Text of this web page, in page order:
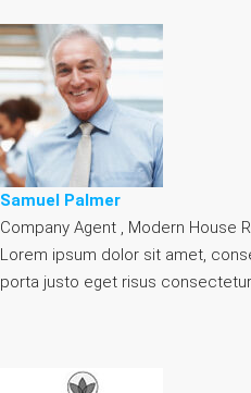
Samuel Palmer
Company Agent , Modern House
Lorem ipsum dolor sit amet,
porta justo eget risus